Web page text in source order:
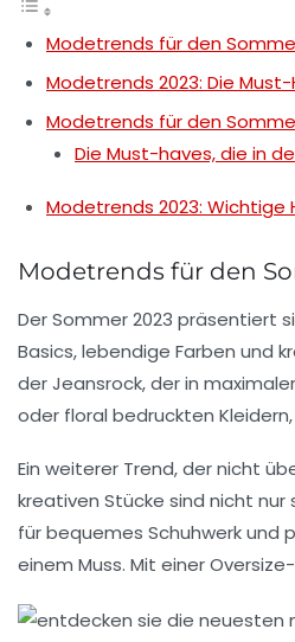
Modetrends für den
Modetrends 2023: Die
Modetrends für den
Die Must-haves, die in
Modetrends 2023: Wichtige
Modetrends für den
Der Sommer 2023 präsentiert
Basics, lebendige Farben und
derJeansrock, der in
oder floral bedruckten
Ein weiterer Trend, der nicht
kreativen Stücke sind nicht
für bequemes Schuhwerk und
einem Muss. Mit einer